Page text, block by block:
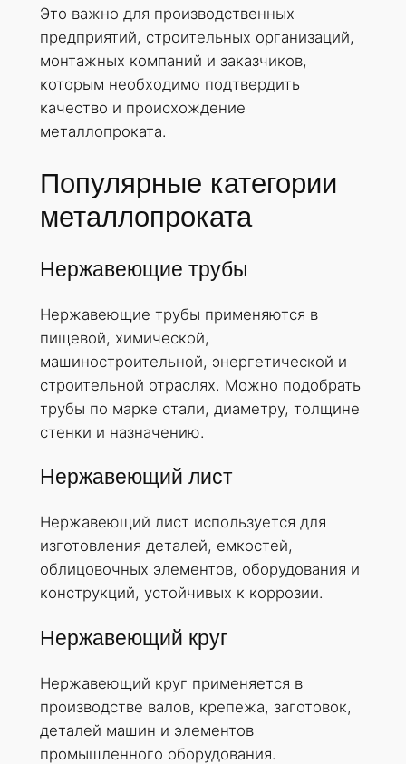
Это важно для производственных
предприятий, строительных организаций,
монтажных компаний и заказчиков,
которым необходимо подтвердить
качество и происхождение
металлопроката.
Популярные категории
металлопроката
Нержавеющие трубы
Нержавеющие трубы применяются в
пищевой, химической,
машиностроительной, энергетической и
строительной отраслях. Можно подобрать
трубы по марке стали, диаметру, толщине
стенки и назначению.
Нержавеющий лист
Нержавеющий лист используется для
изготовления деталей, емкостей,
облицовочных элементов, оборудования и
конструкций, устойчивых к коррозии.
Нержавеющий круг
Нержавеющий круг применяется в
производстве валов, крепежа, заготовок,
деталей машин и элементов
промышленного оборудования.